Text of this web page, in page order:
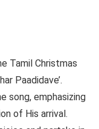
Tamil Christmas
Paadidave’.
song, emphasizing
of His arrival.